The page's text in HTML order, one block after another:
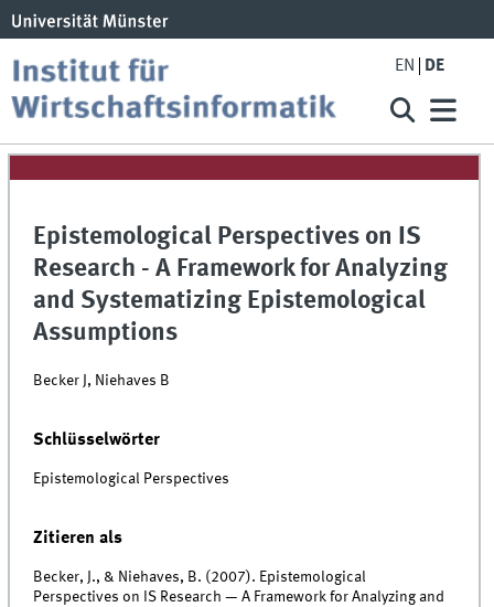
EN DE
Epistemological Perspectives on IS
Research - A Framework for Analyzing
and Systematizing Epistemological
Assumptions
Becker J, Niehaves B
Schlüsselwörter
Epistemological Perspectives
Zitieren als
Becker, J., & Niehaves, B. (2007). Epistemological
Perspectives on IS Research — A Framework for Analyzing and